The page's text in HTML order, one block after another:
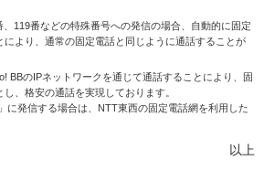
、119番などの特殊番号への発信の場合、自動的に固定
により、通常の固定電話と同じように通話することが
BBのIPネットワークを通じて通話することにより、固
、格安の通話を実現しております。
に発信する場合は、NTT東西の固定電話網を利用した
以上